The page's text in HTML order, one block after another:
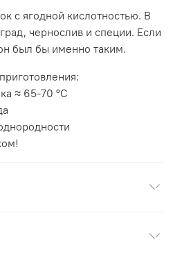
с ягодной кислотностью. В
чернослив и специи. Если
был бы именно таким.
≈ 65-70 °С